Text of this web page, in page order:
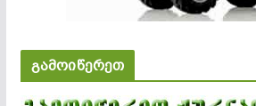
გამოიწერეთ